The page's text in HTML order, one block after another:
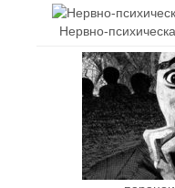
Нервно-